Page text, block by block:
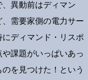
異動前はディマン
需要家側の電力サー
ディマンド・リスポ
課題がいっぱいあっ
を見つけた！という